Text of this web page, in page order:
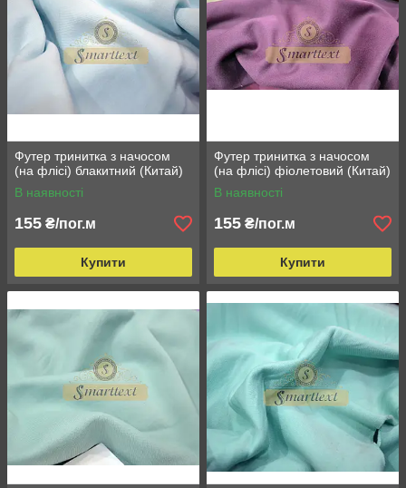
Футер тринитка з начосом
(на флісі) блакитний (Китай)
В наявності
155 ₴/пог.м
Купити
Футер тринитка з начосом
(на флісі) фіолетовий (Китай)
В наявності
155 ₴/пог.м
Купити